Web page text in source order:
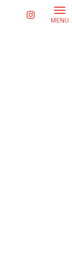
MENU